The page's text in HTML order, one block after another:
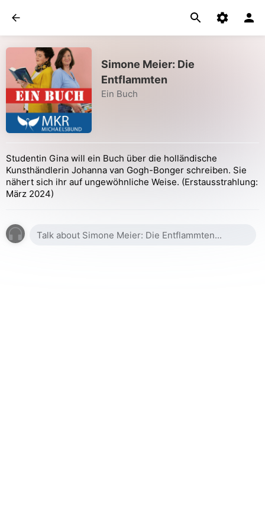
Simone Meier: Die
Entflammten
Ein Buch
Studentin Gina will ein Buch über die holländische
Kunsthändlerin Johanna van Gogh-Bonger schreiben. Sie
nähert sich ihr auf ungewöhnliche Weise. (Erstausstrahlung:
März 2024)